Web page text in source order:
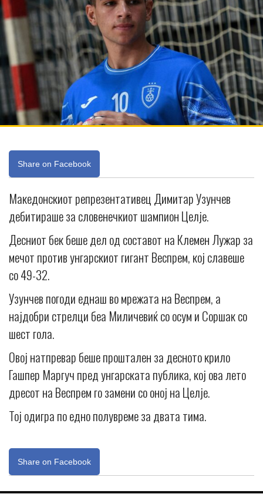
Share on Facebook
Македонскиот репрезентативец Димитар Узунчев
дебитираше за словенечкиот шампион Целје.
Десниот бек беше дел од составот на Клемен Лужар за
мечот против унгарскиот гигант Веспрем, кој славеше
со 49-32.
Узунчев погоди еднаш во мрежата на Веспрем, а
најдобри стрелци беа Миличевиќ со осум и Соршак со
шест гола.
Овој натпревар беше проштален за десното крило
Гашпер Маргуч пред унгарската публика, кој ова лето
дресот на Веспрем го замени со оној на Целје.
Тој одигра по едно полувреме за двата тима.
Share on Facebook